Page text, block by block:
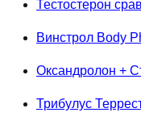
Тестостерон
Винстрол Body
Оксандролон +
Трибулус